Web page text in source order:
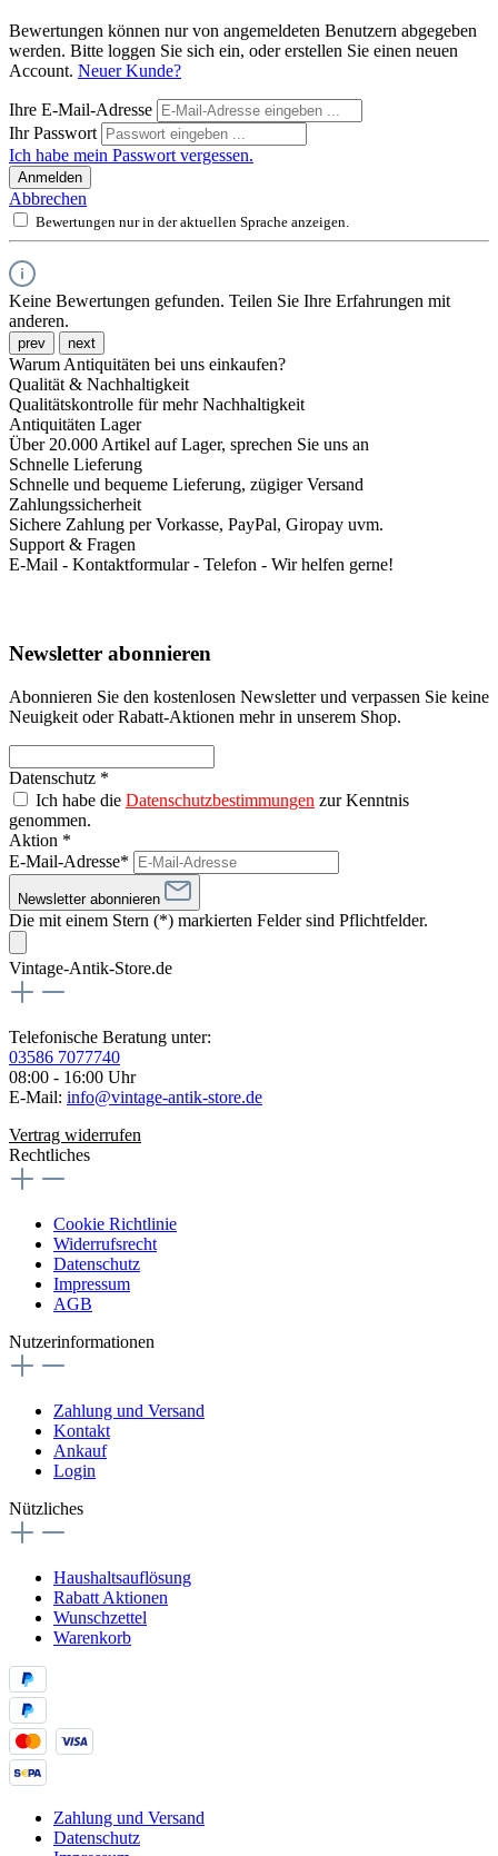
Bewertungen können nur von angemeldeten Benutzern abgegeben
werden. Bitte loggen Sie sich ein, oder erstellen Sie einen neuen
Account. Neuer Kunde?
Ihre E-Mail-Adresse
Ihr Passwort
Ich habe mein Passwort vergessen.
Anmelden
Abbrechen
Bewertungen nur in der aktuellen Sprache anzeigen.
Keine Bewertungen gefunden. Teilen Sie Ihre Erfahrungen mit
anderen.
prev next
Warum Antiquitäten bei uns einkaufen?
Qualität & Nachhaltigkeit
Qualitätskontrolle für mehr Nachhaltigkeit
Antiquitäten Lager
Über 20.000 Artikel auf Lager, sprechen Sie uns an
Schnelle Lieferung
Schnelle und bequeme Lieferung, zügiger Versand
Zahlungssicherheit
Sichere Zahlung per Vorkasse, PayPal, Giropay uvm.
Support & Fragen
E-Mail - Kontaktformular - Telefon - Wir helfen gerne!
Newsletter abonnieren
Abonnieren Sie den kostenlosen Newsletter und verpassen Sie keine
Neuigkeit oder Rabatt-Aktionen mehr in unserem Shop.
Datenschutz *
Ich habe die Datenschutzbestimmungen zur Kenntnis
genommen.
Aktion *
E-Mail-Adresse*
Newsletter abonnieren
Die mit einem Stern (*) markierten Felder sind Pflichtfelder.
Vintage-Antik-Store.de
Telefonische Beratung unter:
03586 7077740
08:00 - 16:00 Uhr
E-Mail: info@vintage-antik-store.de
Vertrag widerrufen
Rechtliches
Cookie Richtlinie
Widerrufsrecht
Datenschutz
Impressum
AGB
Nutzerinformationen
Zahlung und Versand
Kontakt
Ankauf
Login
Nützliches
Haushaltsauflösung
Rabatt Aktionen
Wunschzettel
Warenkorb
Zahlung und Versand
Datenschutz